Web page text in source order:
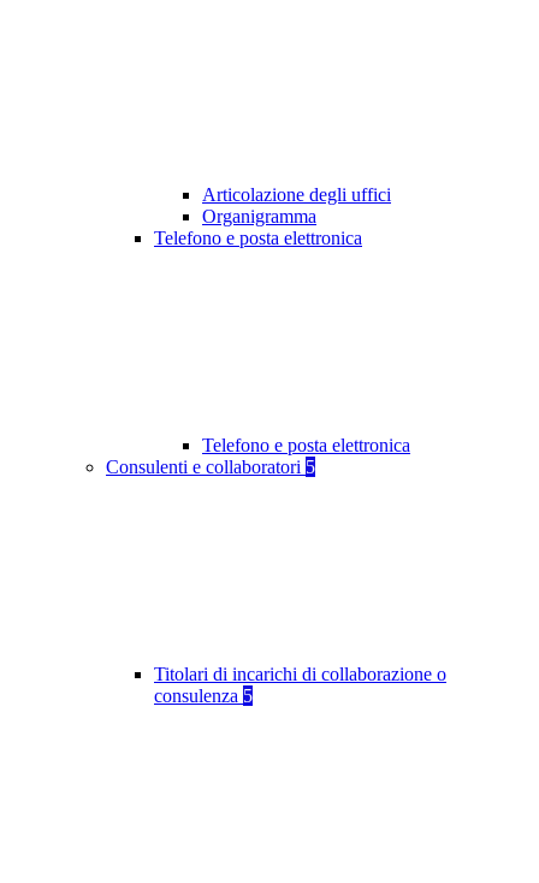
Articolazione degli uffici
Organigramma
Telefono e posta elettronica
Telefono e posta elettronica
Consulenti e collaboratori 5
Titolari di incarichi di collaborazione o
consulenza 5